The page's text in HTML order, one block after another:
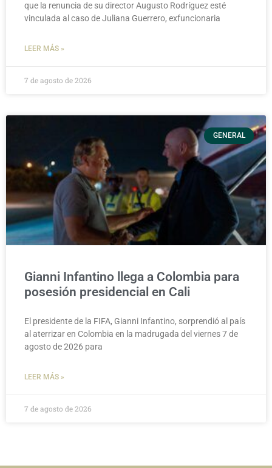
que la renuncia de su director Augusto Rodríguez esté
vinculada al caso de Juliana Guerrero, exfuncionaria
LEER MÁS »
7 de agosto de 2026
GENERAL
Gianni Infantino llega a Colombia para
posesión presidencial en Cali
El presidente de la FIFA, Gianni Infantino, sorprendió al país
al aterrizar en Colombia en la madrugada del viernes 7 de
agosto de 2026 para
LEER MÁS »
7 de agosto de 2026